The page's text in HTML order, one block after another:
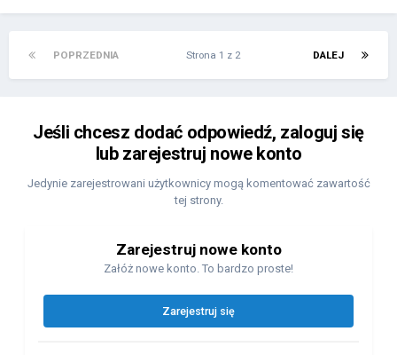
POPRZEDNIA DALEJ
Strona 1 z 2
Jeśli chcesz dodać odpowiedź, zaloguj się
lub zarejestruj nowe konto
Jedynie zarejestrowani użytkownicy mogą komentować zawartość
tej strony.
Zarejestruj nowe konto
Załóż nowe konto. To bardzo proste!
Zarejestruj się